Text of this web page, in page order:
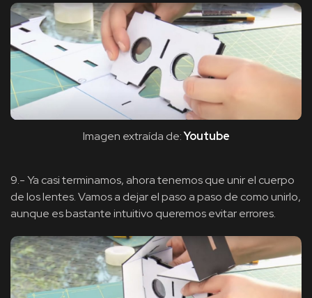
Imagen extraída de:Youtube
9.- Ya casi terminamos, ahora tenemos que unir el cuerpo
de los lentes. Vamos a dejar el paso a paso de como unirlo,
aunque es bastante intuitivo queremos evitar errores.